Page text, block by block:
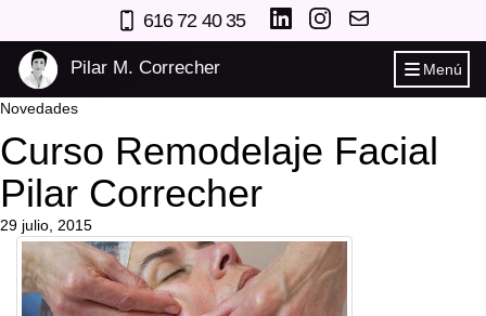
616 72 40 35
Pilar M. Correcher Menú
Novedades
Curso Remodelaje Facial
Pilar Correcher
29 julio, 2015